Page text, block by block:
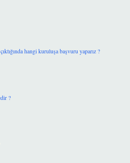
hangi kuruluşa başvuru yaparız ?
?